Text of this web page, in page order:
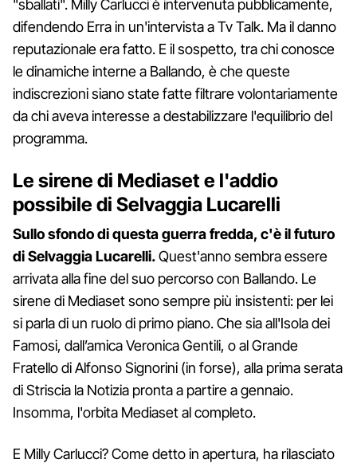
"sballati". Milly Carlucci è intervenuta pubblicamente,
difendendo Erra in un'intervista a Tv Talk. Ma il danno
reputazionale era fatto. E il sospetto, tra chi conosce
le dinamiche interne a Ballando, è che queste
indiscrezioni siano state fatte filtrare volontariamente
da chi aveva interesse a destabilizzare l'equilibrio del
programma.
Le sirene di Mediaset e l'addio
possibile di Selvaggia Lucarelli
Sullo sfondo di questa guerra fredda, c'è il futuro
di Selvaggia Lucarelli.Quest'anno sembra essere
arrivata alla fine del suo percorso con Ballando. Le
sirene di Mediaset sono sempre più insistenti: per lei
si parla di un ruolo di primo piano. Che sia all'Isola dei
Famosi, dall’amica Veronica Gentili, o al Grande
Fratello di Alfonso Signorini (in forse), alla prima serata
di Striscia la Notizia pronta a partire a gennaio.
Insomma, l'orbita Mediaset al completo.
E Milly Carlucci? Come detto in apertura, ha rilasciato